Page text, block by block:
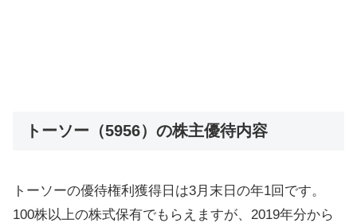
トーソー（5956）の株主優待内容
トーソーの優待権利獲得日は3月末日の年1回です。
100株以上の株式保有でもらえますが、2019年分から